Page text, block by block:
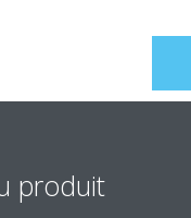
produit